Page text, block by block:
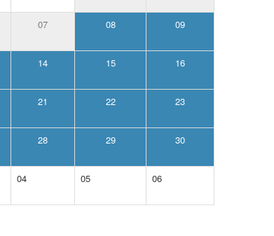
07 08 09
14 15 16
21 22 23
28 29 30
04 05 06